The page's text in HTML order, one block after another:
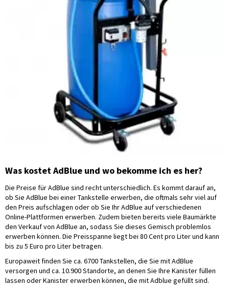
Was kostet AdBlue und wo bekomme ich es her?
Die Preise für AdBlue sind recht unterschiedlich. Es kommt darauf an,
ob Sie AdBlue bei einer Tankstelle erwerben, die oftmals sehr viel auf
den Preis aufschlagen oder ob Sie Ihr AdBlue auf verschiedenen
Online-Plattformen erwerben. Zudem bieten bereits viele Baumärkte
den Verkauf von AdBlue an, sodass Sie dieses Gemisch problemlos
erwerben können. Die Preisspanne liegt bei 80 Cent pro Liter und kann
bis zu 5 Euro pro Liter betragen.
Europaweit finden Sie ca. 6700 Tankstellen, die Sie mit AdBlue
versorgen und ca. 10.900 Standorte, an denen Sie Ihre Kanister füllen
lassen oder Kanister erwerben können, die mit Adblue gefüllt sind.